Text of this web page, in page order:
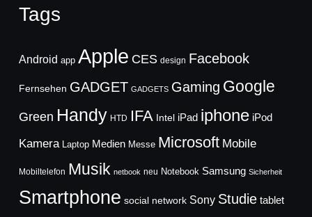
Tags
Android app Apple CES design Facebook
Fernsehen GADGET GADGETS Gaming Google
Green Handy HTD IFA Intel iPad iphone iPod
Kamera Laptop Medien Messe Microsoft Mobile
Mobiltelefon Musik netbook neu Notebook Samsung Sicherheit
Smartphone social network Sony Studie tablet